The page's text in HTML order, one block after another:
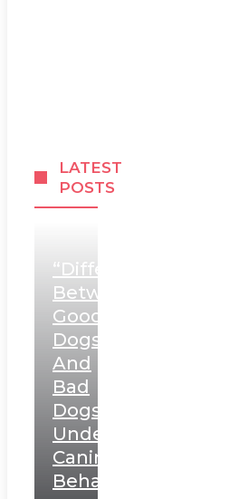
LATEST
POSTS
“Differentiating
Between
Good
Dogs
And
Bad
Dogs:
Understanding
Canine
Behavior”